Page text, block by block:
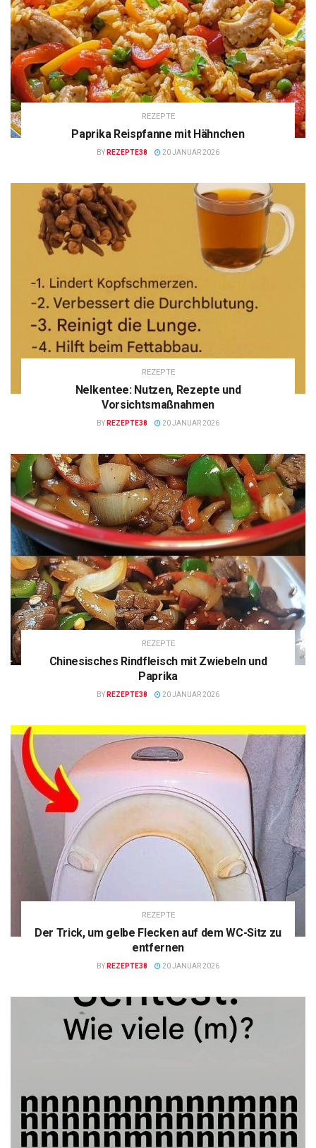
REZEPTE
Paprika Reispfanne mit Hähnchen
BY REZEPTE38 20 JANUAR 2026
REZEPTE
Nelkentee: Nutzen, Rezepte und
Vorsichtsmaßnahmen
BY REZEPTE38 20 JANUAR 2026
REZEPTE
Chinesisches Rindfleisch mit Zwiebeln und
Paprika
BY REZEPTE38 20 JANUAR 2026
REZEPTE
Der Trick, um gelbe Flecken auf dem WC-Sitz zu
entfernen
BY REZEPTE38 20 JANUAR 2026